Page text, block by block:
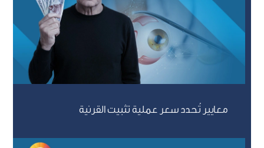
معايير تُحدد سعر عملية تثبيت القرنية